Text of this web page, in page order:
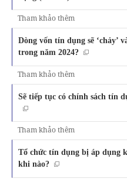
Tham khảo thêm
Dòng vốn tín dụng sẽ ‘chảy’
trong năm 2024?
Tham khảo thêm
Sẽ tiếp tục có chính sách tín
Tham khảo thêm
Tổ chức tín dụng bị áp dụng
khi nào?